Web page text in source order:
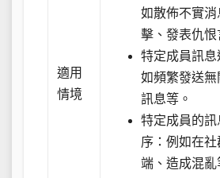
適用
情境
如散佈不實
擊、發表仇恨
特定成員訊息
如頻繁發送
訊息等。
特定成員的
序：例如在
端、造成混亂